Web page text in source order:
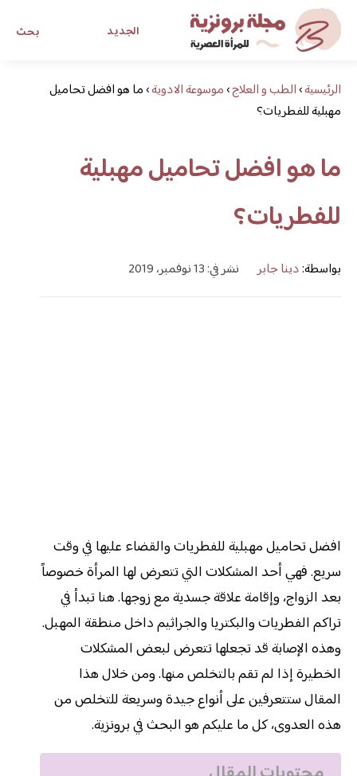
بحث الجديد
مجلة برونزية للفتاة العصريةالرئيسية›الطب و العلاج›موسوعة الادوية›ما هو افضل تحاميل
مهبلية للفطريات؟
ما هو افضل تحاميل مهبلية
للفطريات؟
بواسطة:دينا جابر نشر في: 13 نوفمبر، 2019
افضل تحاميل مهبلية للفطريات والقضاء عليها في وقت
سريع. فهي أحد المشكلات التي تتعرض لها المرأة خصوصاً
بعد الزواج، وإقامة علاقة جسدية مع زوجها. هنا تبدأ في
تراكم الفطريات والبكتريا والجراثيم داخل منطقة المهبل.
وهذه الإصابة قد تجعلها تتعرض لبعض المشكلات
الخطيرة إذا لم تقم بالتخلص منها. ومن خلال هذا
المقال ستتعرفين على أنواع جيدة وسريعة للتخلص من
هذه العدوى، كل ما عليكم هو البحث في برونزية.